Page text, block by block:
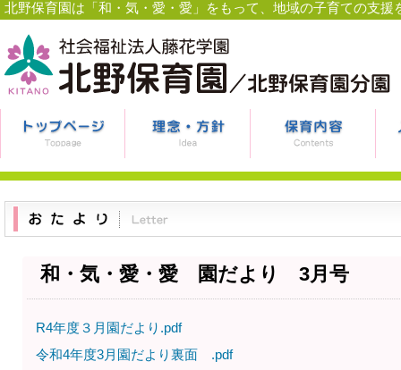
北野保育園は「和・気・愛・愛」をもって、地域の子育ての支援
和・気・愛・愛 園だより 3月号
R4年度３月園だより.pdf
令和4年度3月園だより裏面 .pdf